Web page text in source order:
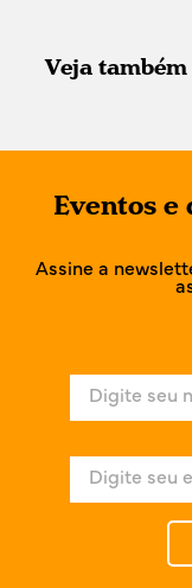
Veja também
Eventos e
Assine a
e